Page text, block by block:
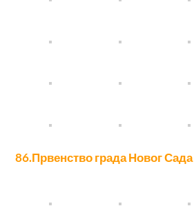
86.Првенство града Новог Сада